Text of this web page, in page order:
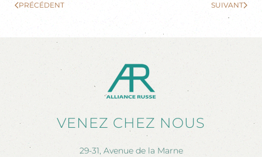
PRÉCÉDENT SUIVANT
VENEZ CHEZ NOUS
29-31, Avenue de la Marne